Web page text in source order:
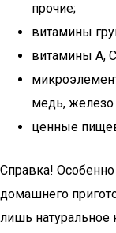
прочие;
витамины
витамины А,
медь, железо
ценные
Справка!
домашнего
лишь натуральное